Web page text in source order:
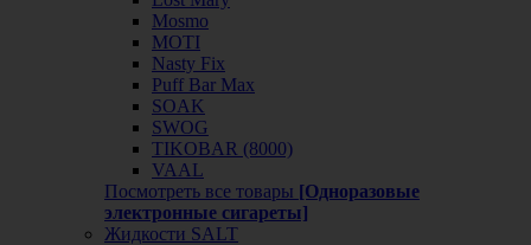
Mosmo
MOTI
Nasty Fix
Puff Bar Max
SOAK
SWOG
TIKOBAR (8000)
VAAL
Посмотреть все товары [Одноразовые
электронные сигареты]
Жидкости SALT